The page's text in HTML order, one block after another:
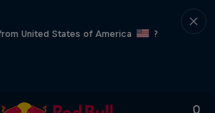
United States of America
?